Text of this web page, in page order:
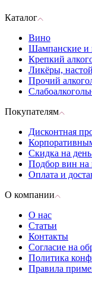
Каталог
Вино
Шампанские и
Крепкий
Ликёры,
Прочий
Покупателям
Дисконтная
Скидка на
Подбор вин на
Оплата и
О компании
О нас
Статьи
Контакты
Согласие на
Политика
Правила